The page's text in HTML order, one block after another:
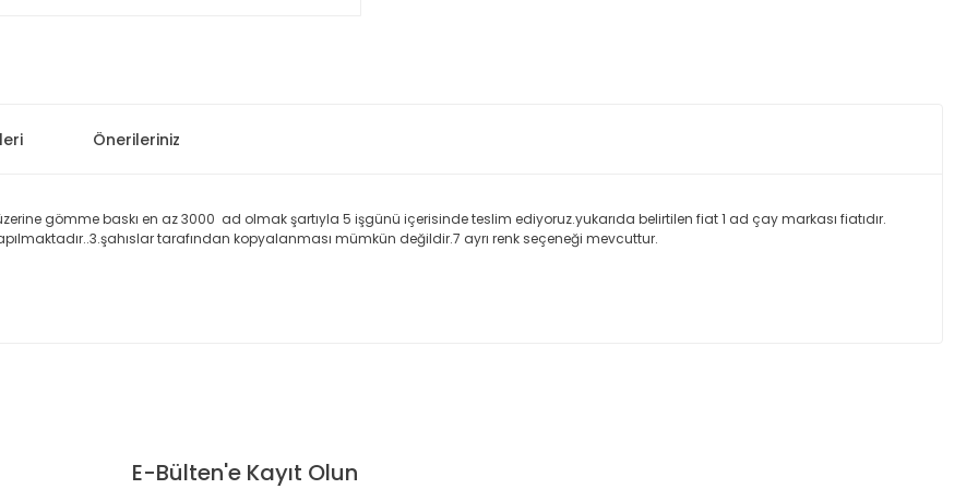
Önerileriniz
gömme baskı en az 3000 ad olmak şartıyla 5 işgünü içerisinde teslim ediyoruz.yukarıda belirtilen fiat 1 ad çay markası fiatıdır.
tarafından kopyalanması mümkün değildir.7 ayrı renk seçeneği mevcuttur.
E-Bülten'e Kayıt Olun